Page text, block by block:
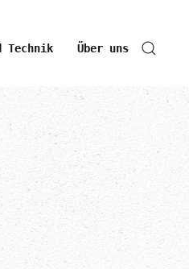
Technik Über uns